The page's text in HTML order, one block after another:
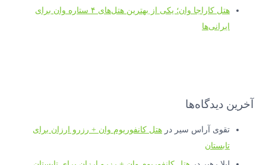
هتل کاراجا وان؛ یکی از بهترین هتل‌های ۴ ستاره وان برای
ایرانی‌ها
آخرین دیدگاه‌ها
تقوی آراس سیر درهتل کانفوریوم وان + رزرو ارزان برای
تابستان